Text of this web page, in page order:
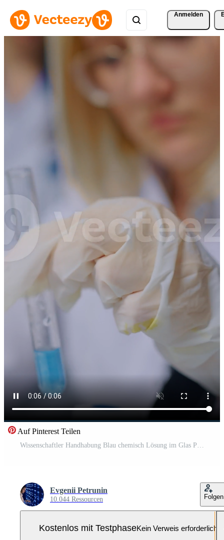
Anmelden
Auf Pinterest Teilen
Evgenii Petrunin
10.044 Ressourcen Folgen
Kostenlos mit TestphaseKein Verweis erforderlich